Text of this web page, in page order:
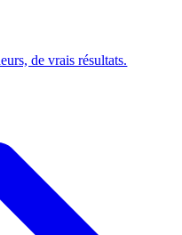
de vrais résultats.